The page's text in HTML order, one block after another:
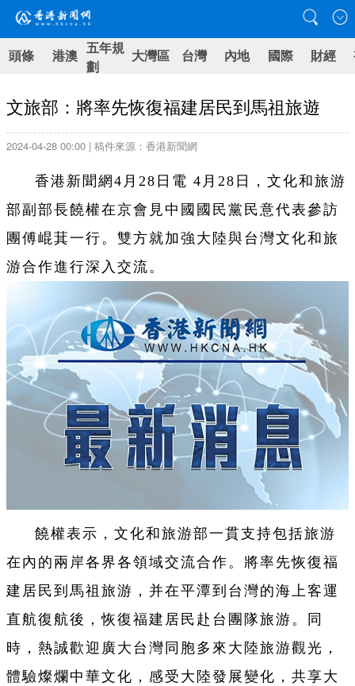
頭條 港澳 五年規
劃
大灣區 台灣 內地 國際 財經
文旅部：將率先恢復福建居民到馬祖旅遊
2024-04-28 00:00 | 稿件來源：香港新聞網
香港新聞網4月28日電 4月28日，文化和旅游
部副部長饒權在京會見中國國民黨民意代表參訪
團傅崐萁一行。雙方就加強大陸與台灣文化和旅
游合作進行深入交流。
饒權表示，文化和旅游部一貫支持包括旅游
在內的兩岸各界各領域交流合作。將率先恢復福
建居民到馬祖旅游，并在平潭到台灣的海上客運
直航復航後，恢復福建居民赴台團隊旅游。同
時，熱誠歡迎廣大台灣同胞多來大陸旅游觀光，
體驗燦爛中華文化，感受大陸發展變化，共享大